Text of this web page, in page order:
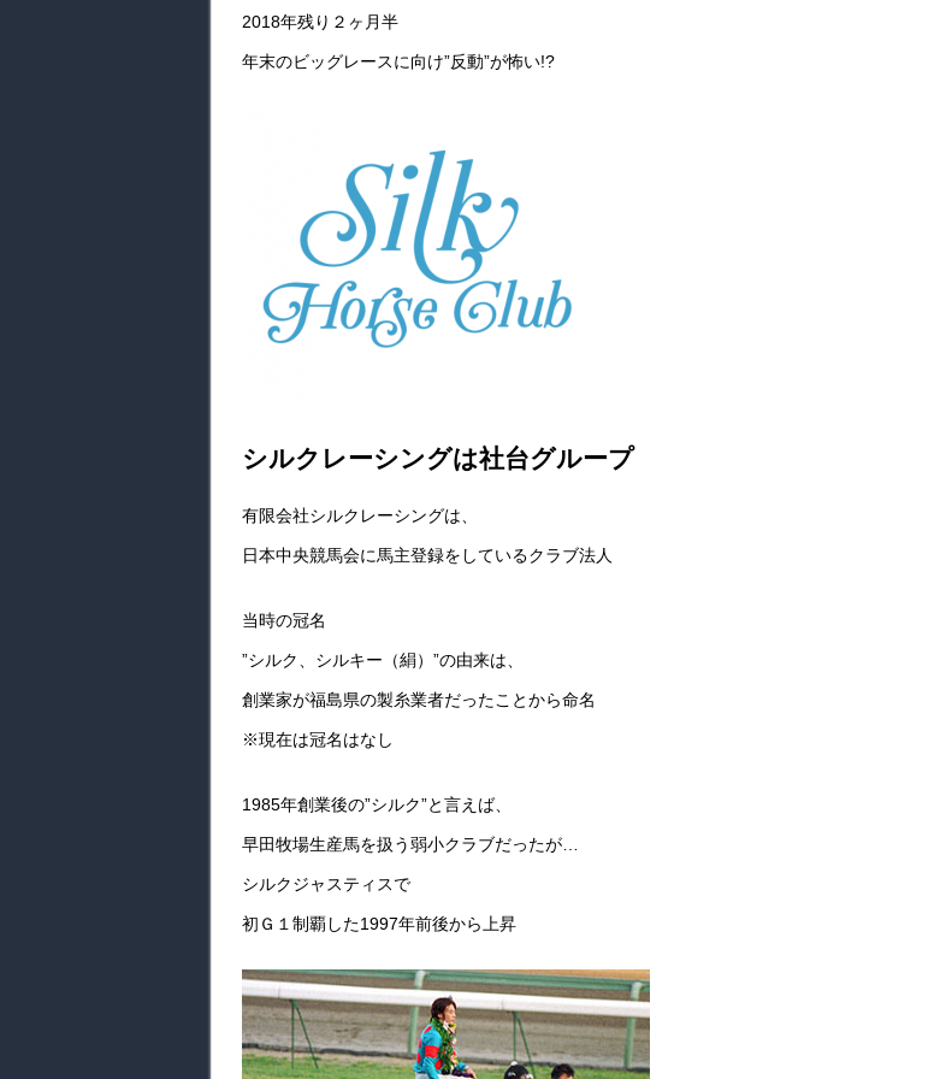
2018年残り２ヶ月半
年末のビッグレースに向け”反動”が怖い!?
シルクレーシングは社台グループ
有限会社シルクレーシングは、
日本中央競馬会に馬主登録をしているクラブ法人
当時の冠名
”シルク、シルキー（絹）”の由来は、
創業家が福島県の製糸業者だったことから命名
※現在は冠名はなし
1985年創業後の”シルク”と言えば、
早田牧場生産馬を扱う弱小クラブだったが…
シルクジャスティスで
初Ｇ１制覇した1997年前後から上昇